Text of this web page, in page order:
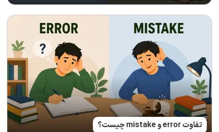
تفاوت error و mistake چیست؟